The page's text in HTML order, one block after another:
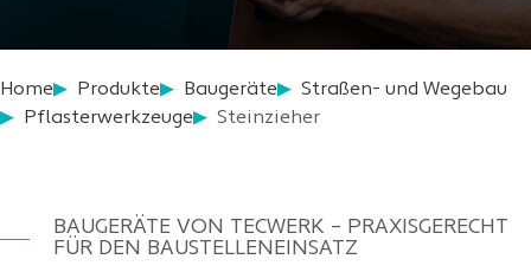
Home Produkte Baugeräte
Straßen- und Wegebau
Pflasterwerkzeuge
Steinzieher
BAUGERÄTE VON TECWERK – PRAXISGERECHT
FÜR DEN BAUSTELLENEINSATZ